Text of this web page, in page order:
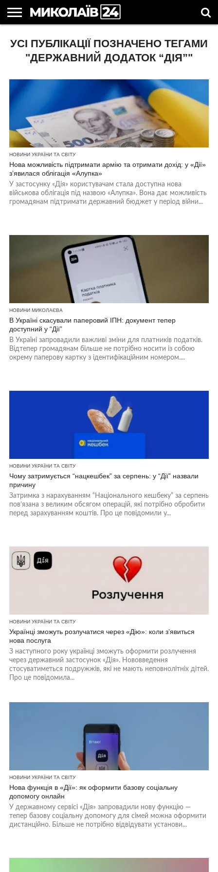
НОВИНИ
НОВИНИ
МИКОЛАЄВА
МИКОЛАЇВСЬКА
ОБЛАСТЬ
НОВИНИ
СПОРТУ
УКРАЇНА
ТА СВІТ
НОВИНИ
КОМПАНІЙ
АСТРОЛОГІЯ
СВЯТА
В
УКРАЇНІ
КОРИСНІ
СТАТТІ
УСІ ПУБЛІКАЦІЇ ПОЗНАЧЕНО ТЕГАМИ
"ДЕРЖАВНИЙ ДОДАТОК “ДІЯ”"
НОВИНИ УКРАЇНИ ТА СВІТУ
Нова можливість підтримати армію та отримати дохід: у «Дії»
з’явилася облігація «Алупка»
У застосунку «Дія» користувачам стала доступна нова
військова облігація під назвою «Алупка». Вона дає можливість
громадянам підтримати державний бюджет у період війни...
НОВИНИ МИКОЛАЄВА
В Україні скасували паперовий ІПН: документ тепер
доступний у “Дії”
В Україні запровадили важливі зміни для платників податків.
Відтепер громадянам більше не потрібно носити із собою
окрему паперову картку з ідентифікаційним номером....
НОВИНИ УКРАЇНИ ТА СВІТУ
Чому затримується “нацкешбек” за серпень: у “Дії” назвали
причину
Затримка з нарахуванням “Національного кешбеку” за серпень
пов’язана з великим обсягом операцій, які потрібно обробити
перед зарахуванням коштів. Про це повідомили у...
НОВИНИ УКРАЇНИ ТА СВІТУ
Українці зможуть розлучатися через «Дію»: коли з’явиться
нова послуга
З наступного року українці зможуть оформити розлучення
через державний застосунок «Дія». Нововведення
стосуватиметься подружжів, які не мають неповнолітніх дітей.
Про це повідомила...
НОВИНИ УКРАЇНИ ТА СВІТУ
Нова функція в «Дії»: як оформити базову соціальну
допомогу онлайн
У державному сервісі «Дія» запровадили нову функцію —
тепер базову соціальну допомогу для сімей можна оформити
дистанційно. Більше не потрібно відвідувати установи...